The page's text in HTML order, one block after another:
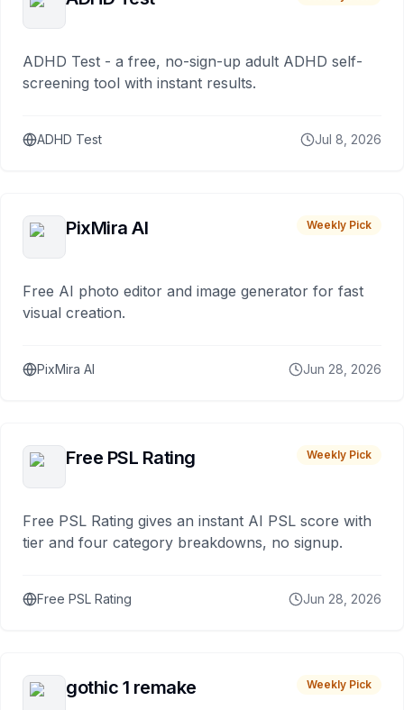
ADHD Test - a free, no-sign-up adult ADHD self-
screening tool with instant results.
ADHD Test Jul 8, 2026
PixMira AI Weekly Pick
Free AI photo editor and image generator for fast
visual creation.
PixMira AI Jun 28, 2026
Free PSL Rating Weekly Pick
Free PSL Rating gives an instant AI PSL score with
tier and four category breakdowns, no signup.
Free PSL Rating Jun 28, 2026
gothic 1 remake Weekly Pick